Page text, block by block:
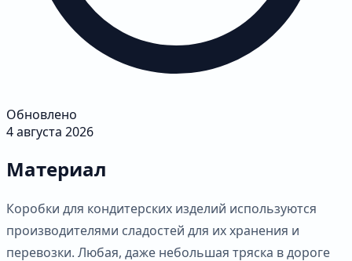
Обновлено
4 августа 2026
Материал
Коробки для кондитерских изделий используются
производителями сладостей для их хранения и
перевозки. Любая, даже небольшая тряска в дороге